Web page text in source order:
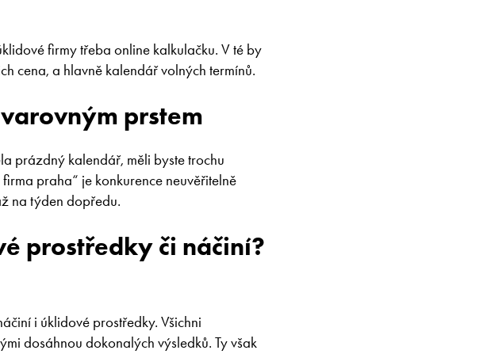
firmy třeba online kalkulačku. V té by
cena, a hlavně kalendář volných termínů.
prstem
prázdný kalendář, měli byste trochu
praha“ je konkurence neuvěřitelně
na týden dopředu.
prostředky či náčiní?
i úklidové prostředky. Všichni
dosáhnou dokonalých výsledků. Ty však